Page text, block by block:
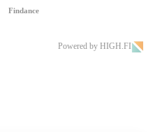
Findance
Powered by HIGH.FI